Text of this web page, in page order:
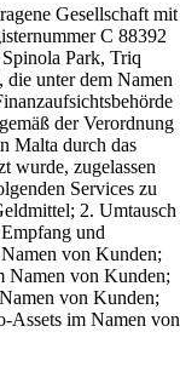
Gesellschaft mit
C 88392
Park, Triq
unter dem Namen
der Verordnung
Malta durch das
wurde, zugelassen
Services zu
2. Umtausch
und
von Kunden;
Namen von Kunden;
von Kunden;
Assets im Namen von